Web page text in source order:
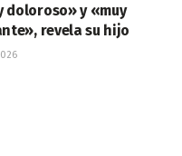
doloroso» y «muy
revela su hijo